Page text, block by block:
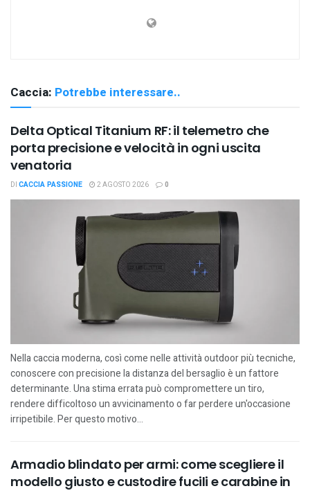
Caccia: Potrebbe interessare..
Delta Optical Titanium RF: il telemetro che
porta precisione e velocità in ogni uscita
venatoria
DI CACCIA PASSIONE 2 AGOSTO 2026 0
Nella caccia moderna, così come nelle attività outdoor più tecniche,
conoscere con precisione la distanza del bersaglio è un fattore
determinante. Una stima errata può compromettere un tiro,
rendere difficoltoso un avvicinamento o far perdere un'occasione
irripetibile. Per questo motivo...
Armadio blindato per armi: come scegliere il
modello giusto e custodire fucili e carabine in